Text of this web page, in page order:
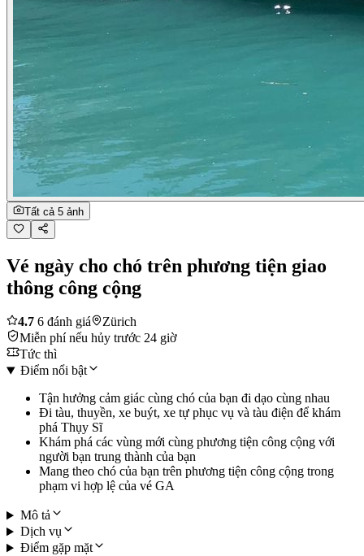
Tất cả 5 ảnh
Vé ngày cho chó trên phương tiện giao
thông công cộng
4.7 6 đánh giá
Zürich
Miễn phí nếu hủy trước 24 giờ
Tức thì
Điểm nổi bật
Tận hưởng cảm giác cùng chó của bạn đi dạo cùng nhau
Đi tàu, thuyền, xe buýt, xe tự phục vụ và tàu điện để khám
phá Thụy Sĩ
Khám phá các vùng mới cùng phương tiện công cộng với
người bạn trung thành của bạn
Mang theo chó của bạn trên phương tiện công cộng trong
phạm vi hợp lệ của vé GA
Mô tả
Dịch vụ
Điểm gặp mặt